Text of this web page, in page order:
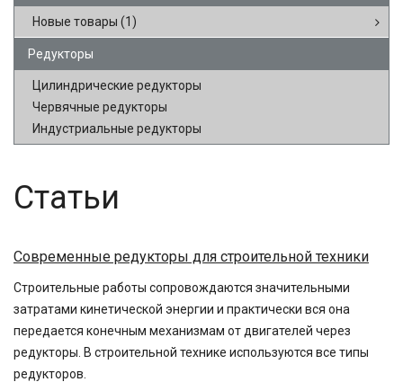
Новые товары (1)
Редукторы
Цилиндрические редукторы
Червячные редукторы
Индустриальные редукторы
Статьи
Современные редукторы для строительной техники
Строительные работы сопровождаются значительными
затратами кинетической энергии и практически вся она
передается конечным механизмам от двигателей через
редукторы. В строительной технике используются все типы
редукторов.